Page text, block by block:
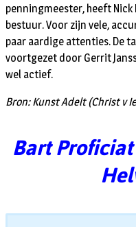
penningmeester, heeft
bestuur. Voor zijn vele,
paar aardige attenties. De
voortgezet door Gerrit
wel actief.
Bron: Kunst Adelt (Christ v
Bart